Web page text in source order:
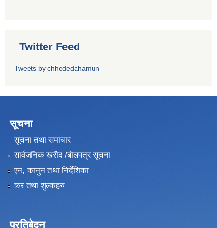
Twitter Feed
Tweets by chhededahamun
सूचना
सूचना तथा समाचार
सार्वजनिक खरीद /बोलपत्र सूचना
एन, कानुन तथा निर्देशिका
कर तथा शुल्कहरु
प्रतिबेदन